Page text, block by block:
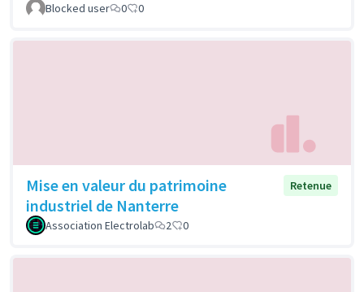
Blocked user 0 0
Mise en valeur du patrimoine
industriel de Nanterre
Retenue
Association Electrolab 2 0